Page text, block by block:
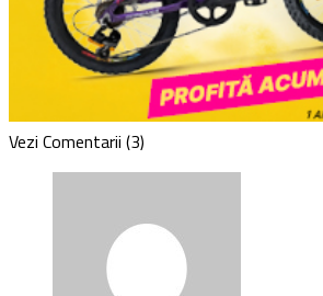
Vezi Comentarii (3)